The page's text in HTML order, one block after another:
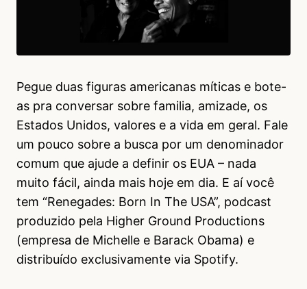
Pegue duas figuras americanas míticas e bote-
as pra conversar sobre familia, amizade, os
Estados Unidos, valores e a vida em geral. Fale
um pouco sobre a busca por um denominador
comum que ajude a definir os EUA – nada
muito fácil, ainda mais hoje em dia. E aí você
tem “Renegades: Born In The USA”, podcast
produzido pela Higher Ground Productions
(empresa de Michelle e Barack Obama) e
distribuído exclusivamente via Spotify.